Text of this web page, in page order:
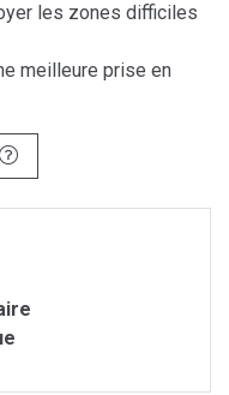
les zones difficiles
meilleure prise en